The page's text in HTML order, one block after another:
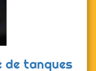
de tanques